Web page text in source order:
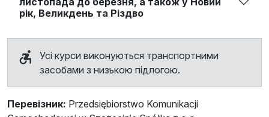
рік, Великдень та Різдво
Усі курси виконуються транспортними
засобами з низькою підлогою.
Перевізник: Przedsiębiorstwo Komunikacji